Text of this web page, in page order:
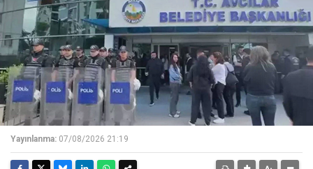
Yayınlanma: 07/08/2026 21:19